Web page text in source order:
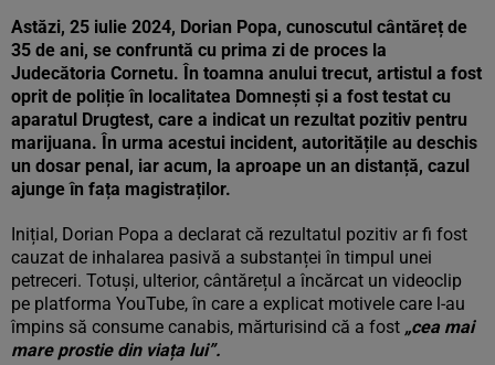
Astăzi, 25 iulie 2024, Dorian Popa, cunoscutul cântăreț de
35 de ani, se confruntă cu prima zi de proces la
Judecătoria Cornetu. În toamna anului trecut, artistul a fost
oprit de poliție în localitatea Domnești și a fost testat cu
aparatul Drugtest, care a indicat un rezultat pozitiv pentru
marijuana. În urma acestui incident, autoritățile au deschis
un dosar penal, iar acum, la aproape un an distanță, cazul
ajunge în fața magistraților.
Inițial, Dorian Popa a declarat că rezultatul pozitiv ar fi fost
cauzat de inhalarea pasivă a substanței în timpul unei
petreceri. Totuși, ulterior, cântărețul a încărcat un videoclip
pe platforma YouTube, în care a explicat motivele care l-au
împins să consume canabis, mărturisind că a fost „cea mai
mare prostie din viața lui”.